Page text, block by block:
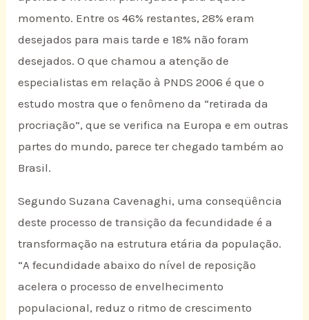
momento. Entre os 46% restantes, 28% eram
desejados para mais tarde e 18% não foram
desejados. O que chamou a atenção de
especialistas em relação à PNDS 2006 é que o
estudo mostra que o fenômeno da “retirada da
procriação”, que se verifica na Europa e em outras
partes do mundo, parece ter chegado também ao
Brasil.
Segundo Suzana Cavenaghi, uma conseqüência
deste processo de transição da fecundidade é a
transformação na estrutura etária da população.
“A fecundidade abaixo do nível de reposição
acelera o processo de envelhecimento
populacional, reduz o ritmo de crescimento